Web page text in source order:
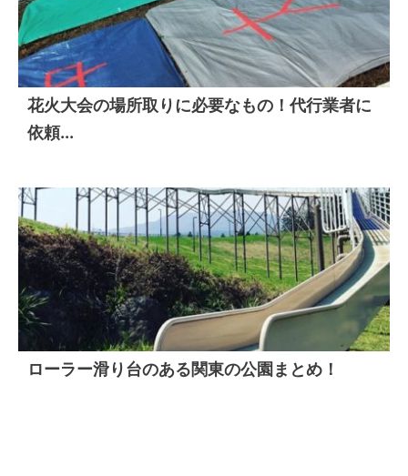
花火大会の場所取りに必要なもの！代行業者に
依頼...
ローラー滑り台のある関東の公園まとめ！